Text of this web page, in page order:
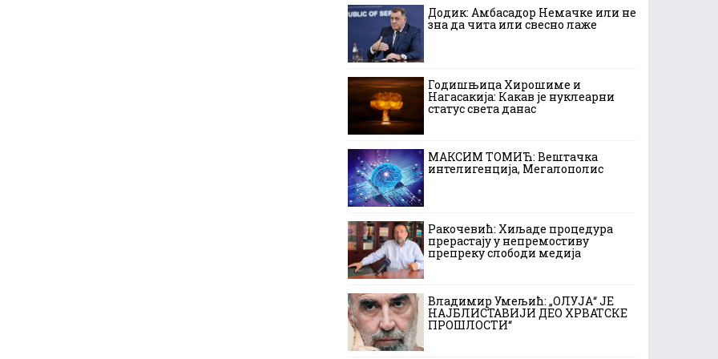
Додик: Амбасадор Немачке или не
зна да чита или свесно лаже
Годишњица Хирошиме и
Нагасакија: Какав је нуклеарни
статус света данас
МАКСИМ ТОМИЋ: Вештачка
интелигенција, Мегалополис
Ракочевић: Хиљаде процедура
прерастају у непремостиву
препреку слободи медија
Владимир Умељић: „ОЛУЈА“ ЈЕ
НАЈБЛИСТАВИЈИ ДЕО ХРВАТСКЕ
ПРОШЛОСТИ“